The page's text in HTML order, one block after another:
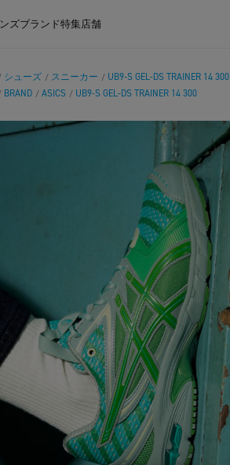
ズブランド特集店舗
シューズ / スニーカー / UB9-S GEL-DS TRAINER 14 300
BRAND / ASICS / UB9-S GEL-DS TRAINER 14 300